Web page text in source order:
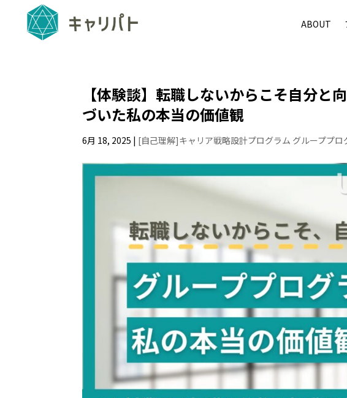
ABOUT
【体験談】転職しないからこそ自分と
づいた私の本当の価値観
6月 18, 2025 | [自己理解]キャリア戦略設計プログラム グループプロ